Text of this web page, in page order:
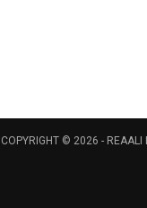
COPYRIGHT © 2026 - REAALI